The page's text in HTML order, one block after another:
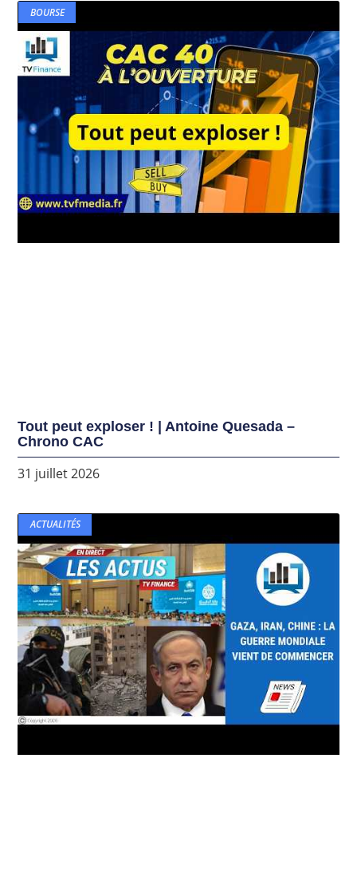
BOURSE
Tout peut exploser ! | Antoine Quesada –
Chrono CAC
31 juillet 2026
ACTUALITÉS